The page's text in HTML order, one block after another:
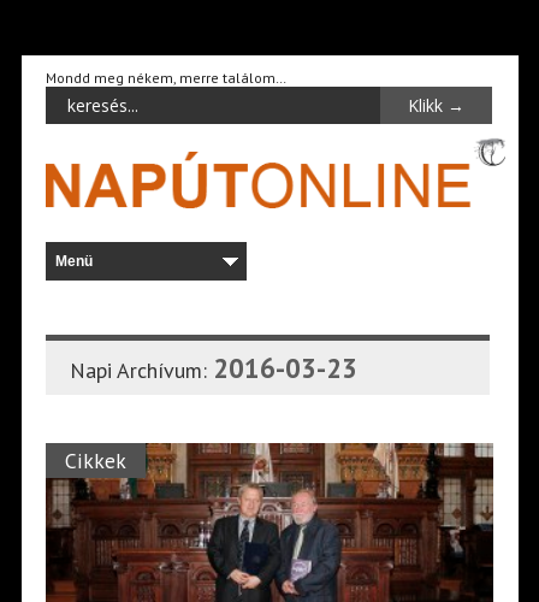
Mondd meg nékem, merre találom…
Napi Archívum: 2016-03-23
Cikkek